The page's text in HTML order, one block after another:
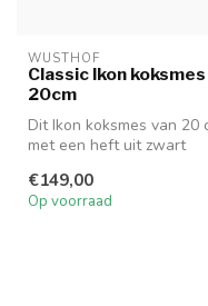
WUSTHOF
Classic Ikon koksmes
20cm
Dit Ikon koksmes van 20
met een heft uit zwart
niet...
€149,00
Op voorraad